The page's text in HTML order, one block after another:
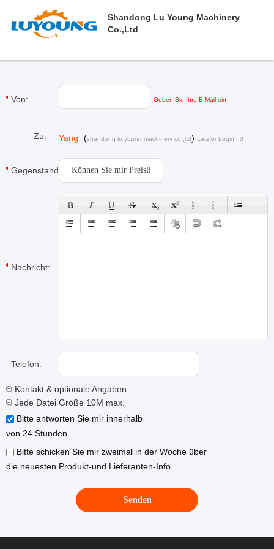
Shandong Lu Young Machinery
Co.,ltd
Von: Geben Sie Ihre E-Mail ein
Zu: Yang (shandong lu young machinery co.,ltd) Letzter Login : 0
Stunden 25 minuts vor
Gegenstand:
Nachricht:
Telefon:
Kontakt & optionale Angaben
Jede Datei Größe 10M max.
Bitte antworten Sie mir innerhalb
von 24 Stunden.
Bitte schicken Sie mir zweimal in der Woche über
die neuesten Produkt-und Lieferanten-Info.